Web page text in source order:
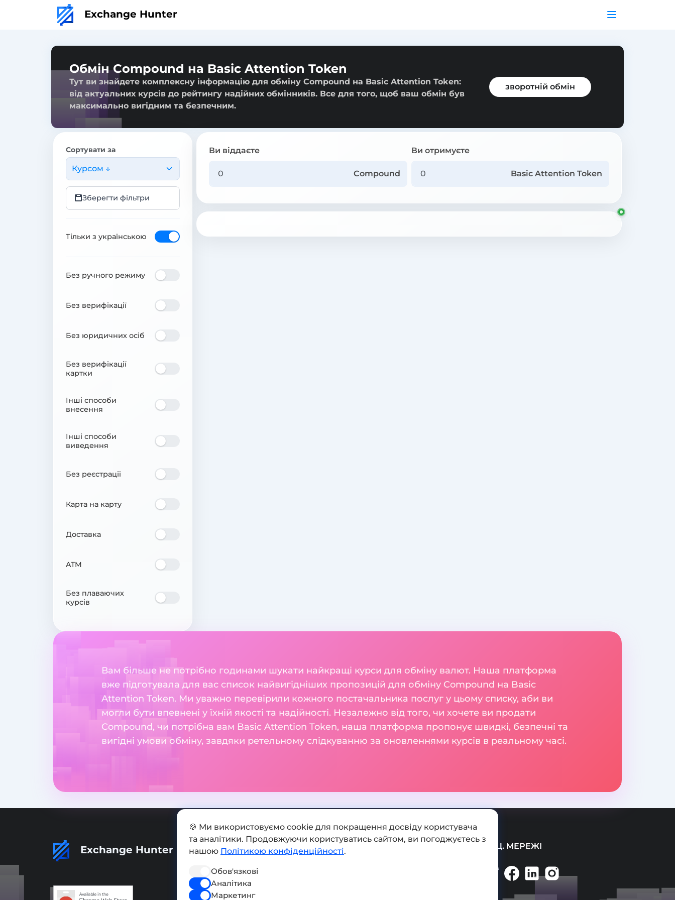
Exchange Hunter
Обмін Compound на Basic Attention Token
Тут ви знайдете комплексну інформацію для обміну Compound на Basic Attention Token:
від актуальних курсів до рейтингу надійних обмінників. Все для того, щоб ваш обмін був
максимально вигідним та безпечним.
зворотній обмін
Сортувати за
Курсом ↓
Зберегти фільтри
Тільки з українською
Без ручного режиму
Без верифікації
Без юридичних осіб
Без верифікації
картки
Інші способи
внесення
Інші способи
виведення
Без реєстрації
Карта на карту
Доставка
ATM
Без плаваючих
курсів
Ви віддаєте
Compound
Ви отримуєте
Basic Attention Token
Вам більше не потрібно годинами шукати найкращі курси для обміну валют. Наша платформа
вже підготувала для вас список найвигідніших пропозицій для обміну Compound на Basic
Attention Token. Ми уважно перевірили кожного постачальника послуг у цьому списку, аби ви
могли бути впевнені у їхній якості та надійності. Незалежно від того, чи хочете ви продати
Compound, чи потрібна вам Basic Attention Token, наша платформа пропонує швидкі, безпечні та
вигідні умови обміну, завдяки ретельному слідкуванню за оновленнями курсів в реальному часі.
Exchange Hunter Додати обмінник СОЦ. МЕРЕЖІ
🍪 Ми використовуємо cookie для покращення досвіду користувача
та аналітики. Продовжуючи користуватись сайтом, ви погоджуєтесь з
нашою Політикою конфіденційності.
Обов'язкові
Аналітика
Маркетинг